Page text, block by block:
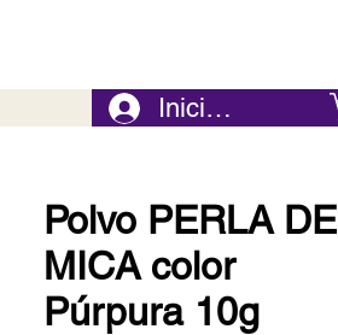
Iniciar Sesión
Polvo PERLA DE
MICA color
Púrpura 10g